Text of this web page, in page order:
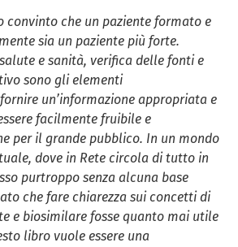
convinto che un paziente formato e
sia un paziente più forte.
e sanità, verifica delle fonti e
sono gli elementi
un’informazione appropriata e
facilmente fruibile e
per il grande pubblico. In un mondo
dove in Rete circola di tutto in
purtroppo senza alcuna base
che fare chiarezza sui concetti di
e biosimilare fosse quanto mai utile
libro vuole essere una